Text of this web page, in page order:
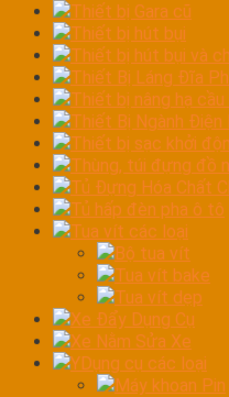
Thiết bị Gara cũ
Thiết bị hút bụi
Thiết bị hút bụi và
Thiết Bị Láng Đĩa
Thiết bị nâng hạ cầu
Thiết Bị Ngành Điện
Thiết bị sạc khởi
Thùng, túi đựng đồ
Tủ Đựng Hóa Chất
Tủ hấp đèn pha ô tô
Tua vít các loại
Bộ tua vít
Tua vít bake
Tua vít dẹp
Xe Đẩy Dụng Cụ
Xe Nằm Sửa Xe
YDụng cụ các loại
Máy khoan Pin